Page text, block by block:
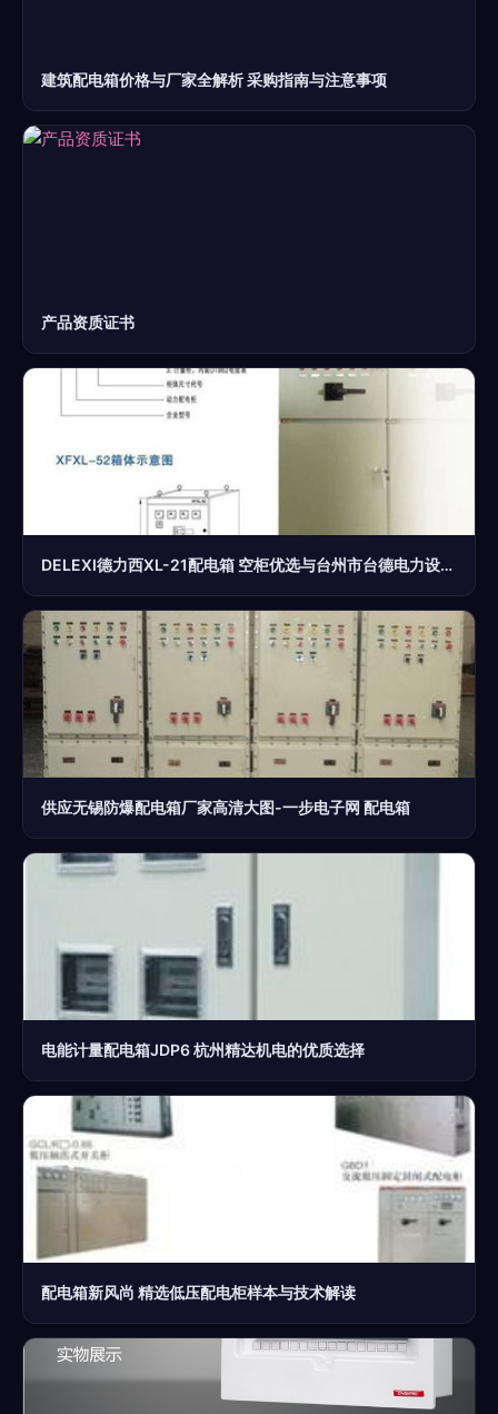
建筑配电箱价格与厂家全解析 采购指南与注意事项
产品资质证书
DELEXI德力西XL-21配电箱 空柜优选与台州市台德电力设备的强强联袂
供应无锡防爆配电箱厂家高清大图-一步电子网 配电箱
电能计量配电箱JDP6 杭州精达机电的优质选择
配电箱新风尚 精选低压配电柜样本与技术解读